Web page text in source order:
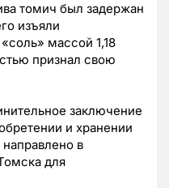
томич был задержан
изъяли
массой 1,18
признал свою
заключение
и хранении
в
для